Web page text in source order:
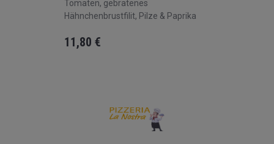
Tomaten, gebratenes
Hähnchenbrustfilit, Pilze & Paprika
11,80 €